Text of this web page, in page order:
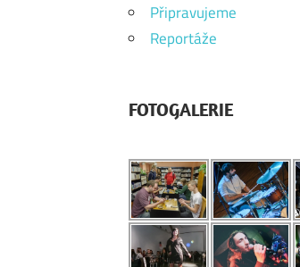
Připravujeme
Reportáže
FOTOGALERIE